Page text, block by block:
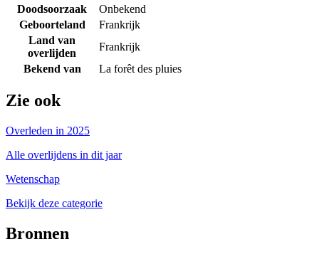
Doodsoorzaak
Onbekend
Geboorteland
Frankrijk
Land van
overlijden
Frankrijk
Bekend van
La forêt des pluies
Zie ook
Overleden in 2025
Alle overlijdens in dit jaar
Wetenschap
Bekijk deze categorie
Bronnen